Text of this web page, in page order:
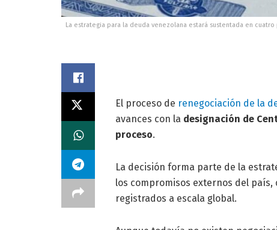
La estrategia para la deuda venezolana estará sustentada en
El proceso de renegociación de la
avances con la designación de
proceso.
La decisión forma parte de la
los compromisos externos del
registrados a escala global.